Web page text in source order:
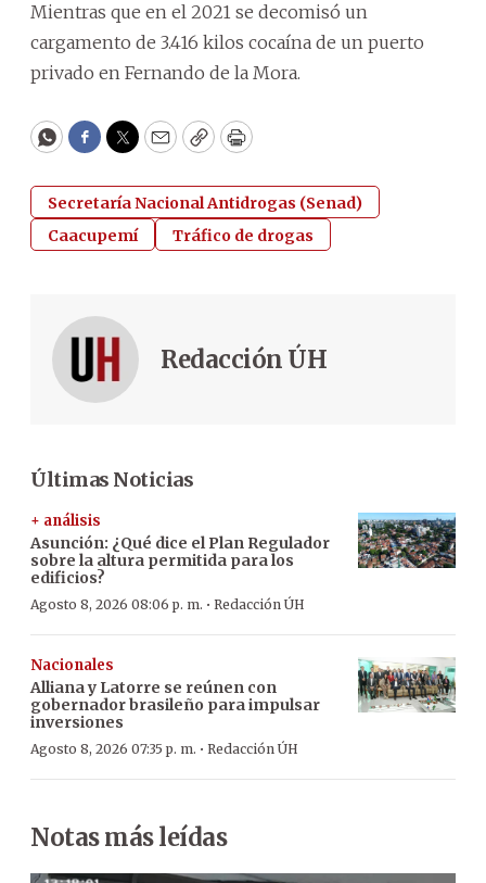
Mientras que en el 2021 se decomisó un
cargamento de 3.416 kilos cocaína de un puerto
privado en Fernando de la Mora.
WhatsApp
Facebook
Twitter
EmailCopyPrint
Secretaría Nacional Antidrogas (Senad)
Caacupemí
Tráfico de drogas
Redacción ÚH
Últimas Noticias
+ análisis
Asunción: ¿Qué dice el Plan Regulador
sobre la altura permitida para los
edificios?
Agosto 8, 2026 08:06 p. m. · Redacción ÚH
Nacionales
Alliana y Latorre se reúnen con
gobernador brasileño para impulsar
inversiones
Agosto 8, 2026 07:35 p. m. · Redacción ÚH
Notas más leídas